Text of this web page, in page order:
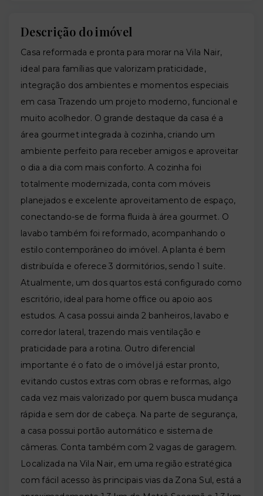
Descrição do imóvel
Casa reformada e pronta para morar na Vila Nair,
ideal para famílias que valorizam praticidade,
integração dos ambientes e momentos especiais
em casa Trazendo um projeto moderno, funcional e
muito acolhedor. O grande destaque da casa é a
área gourmet integrada à cozinha, criando um
ambiente perfeito para receber amigos e aproveitar
o dia a dia com mais conforto. A cozinha foi
totalmente modernizada, conta com móveis
planejados e excelente aproveitamento de espaço,
conectando-se de forma fluida à área gourmet. O
lavabo também foi reformado, acompanhando o
estilo contemporâneo do imóvel. A planta é bem
distribuída e oferece 3 dormitórios, sendo 1 suíte.
Atualmente, um dos quartos está configurado como
escritório, ideal para home office ou apoio aos
estudos. A casa possui ainda 2 banheiros, lavabo e
corredor lateral, trazendo mais ventilação e
praticidade para a rotina. Outro diferencial
importante é o fato de o imóvel já estar pronto,
evitando custos extras com obras e reformas, algo
cada vez mais valorizado por quem busca mudança
rápida e sem dor de cabeça. Na parte de segurança,
a casa possui portão automático e sistema de
câmeras. Conta também com 2 vagas de garagem.
Localizada na Vila Nair, em uma região estratégica
com fácil acesso às principais vias da Zona Sul, está a